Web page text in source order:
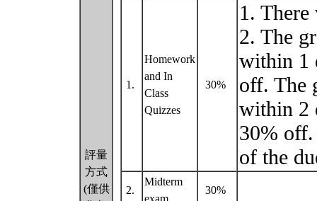
評量
方式
(僅供
1.
Homework
and In
Class
Quizzes
30%
1.
2. The
within 1
off. The
within 2
30%
of the
2.
Midterm
exam
30%